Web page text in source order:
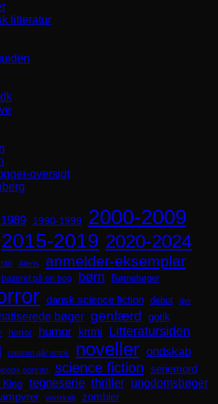
litteratur
oversigt
1990-1999 2000-2009
2015-2019 2020-2024
Aliens anmelder-eksemplar
baseret på en bog børn Børnebøger
dansk science fiction debut dyr
bøger genfærd
gotik
horror humor krimi Litteratursiden
naturen går amok noveller ondskab
portræt science fiction seriemord
King tegneserie thriller ungdomsbøger
venskab
zombier